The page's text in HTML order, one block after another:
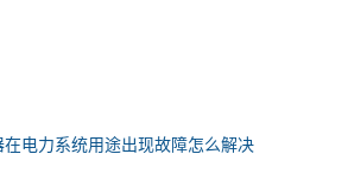
在电力系统用途出现故障怎么解决